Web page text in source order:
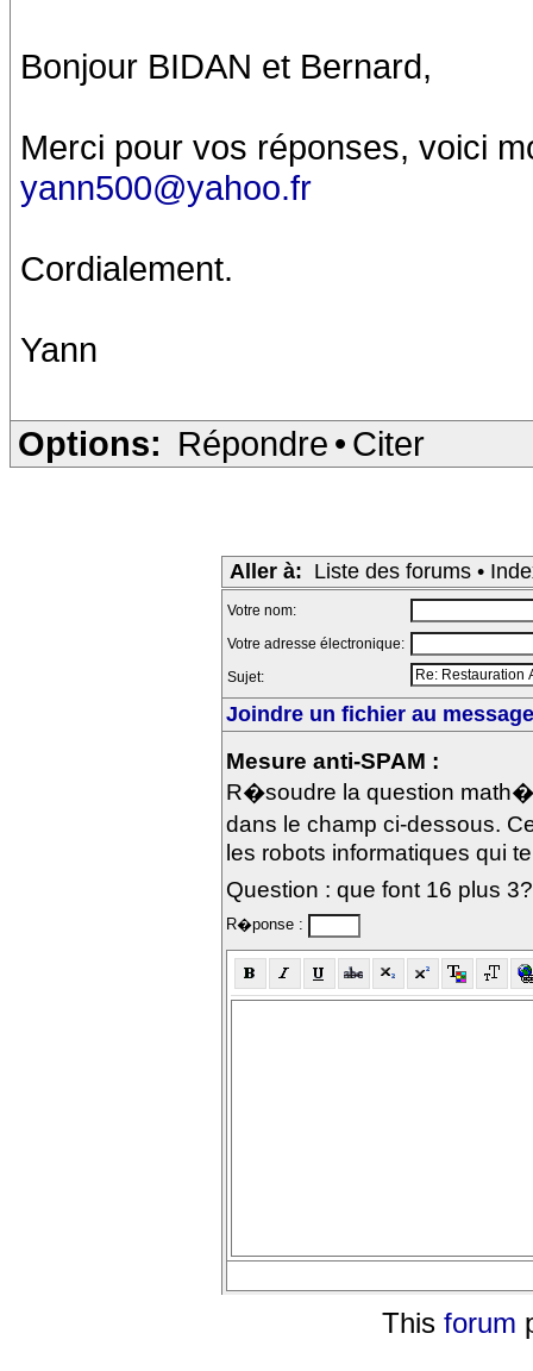
Bonjour BIDAN et Bernard,
Merci pour vos réponses, voici
yann500@yahoo.fr
Cordialement.
Yann
Options: Répondre • Citer
Aller à: Liste des forums •
Votre nom:
Votre adresse électronique:
Sujet:
Joindre un fichier au
Mesure anti-SPAM :
R�soudre la question
dans le champ ci-dessous.
les robots informatiques qui
Question : que font 16 plus 3?
R�ponse :
This forum